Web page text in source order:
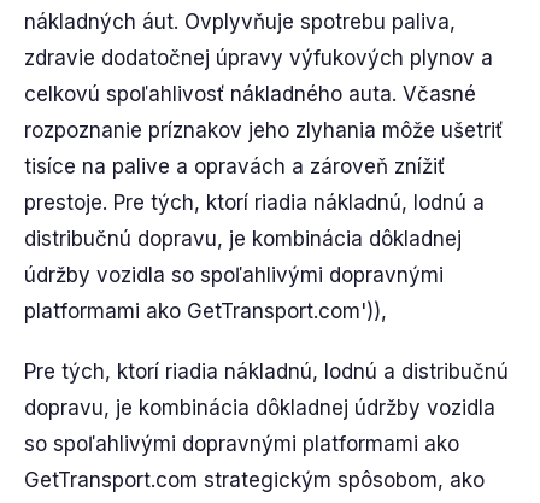
nákladných áut. Ovplyvňuje spotrebu paliva,
zdravie dodatočnej úpravy výfukových plynov a
celkovú spoľahlivosť nákladného auta. Včasné
rozpoznanie príznakov jeho zlyhania môže ušetriť
tisíce na palive a opravách a zároveň znížiť
prestoje. Pre tých, ktorí riadia nákladnú, lodnú a
distribučnú dopravu, je kombinácia dôkladnej
údržby vozidla so spoľahlivými dopravnými
platformami ako GetTransport.com')),
Pre tých, ktorí riadia nákladnú, lodnú a distribučnú
dopravu, je kombinácia dôkladnej údržby vozidla
so spoľahlivými dopravnými platformami ako
GetTransport.com strategickým spôsobom, ako